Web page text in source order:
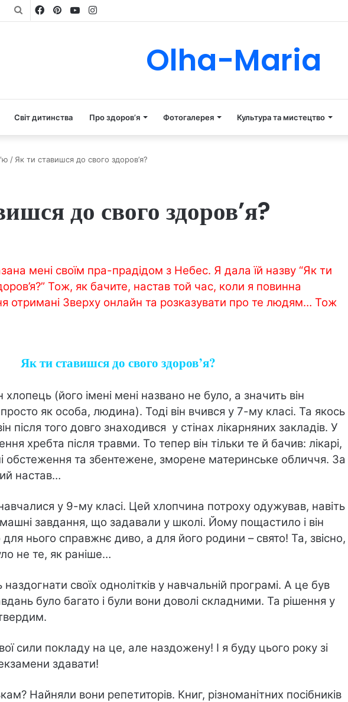
ПошукFacebook
Pinterest
YouTubeInstagram
Olha-Maria
Світ дитинства Про здоров’я Фотогалерея Культура та мистецтво
/ Як ти ставишся до свого здоров’я?
до свого здоров’я?
мені своїм пра-прадідом з Небес. Я дала їй назву “Як ти
Тож, як бачите, настав той час, коли я повинна
отримані Зверху онлайн та розказувати про те людям… Тож
Як ти ставишся до свого здоров’я?
(його імені мені названо не було, а значить він
просто як особа, людина). Тоді він вчився у 7-му класі. Та якось
після того довго знаходився у стінах лікарняних закладів. У
хребта після травми. То тепер він тільки те й бачив: лікарі,
обстеження та збентежене, зморене материнське обличчя. За
настав…
у 9-му класі. Цей хлопчина потроху одужував, навіть
завдання, що задавали у школі. Йому пощастило і він
нього справжнє диво, а для його родини – свято! Та, звісно,
не те, як раніше…
своїх однолітків у навчальній програмі. А це був
було багато і були вони доволі складними. Та рішення у
сили покладу на це, але наздожену! І я буду цього року зі
здавати!
Найняли вони репетиторів. Книг, різноманітних посібників